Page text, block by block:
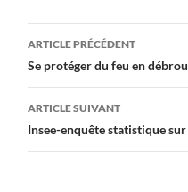
ARTICLE PRÉCÉDENT
Se protéger du feu en
ARTICLE SUIVANT
Insee-enquête statistique